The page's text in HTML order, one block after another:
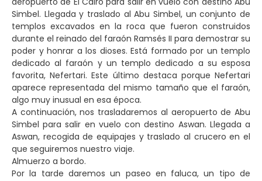
Simbel. Llegada y traslado al Abu Simbel, un conjunto de
templos excavados en la roca que fueron construidos
durante el reinado del faraón Ramsés II para demostrar su
poder y honrar a los dioses. Está formado por un templo
dedicado al faraón y un templo dedicado a su esposa
favorita, Nefertari. Este último destaca porque Nefertari
aparece representada del mismo tamaño que el faraón,
algo muy inusual en esa época.
A continuación, nos trasladaremos al aeropuerto de Abu
Simbel para salir en vuelo con destino Aswan. Llegada a
Aswan, recogida de equipajes y traslado al crucero en el
que seguiremos nuestro viaje.
Almuerzo a bordo.
Por la tarde daremos un paseo en faluca, un tipo de